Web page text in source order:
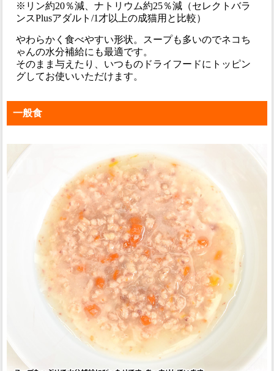
※リン約20％減、ナトリウム約25％減（セレクトバラ
ンスPlusアダルト/1才以上の成猫用と比較）
やわらかく食べやすい形状。スープも多いのでネコち
ゃんの水分補給にも最適です。
そのまま与えたり、いつものドライフードにトッピン
グしてお使いいただけます。
一般食